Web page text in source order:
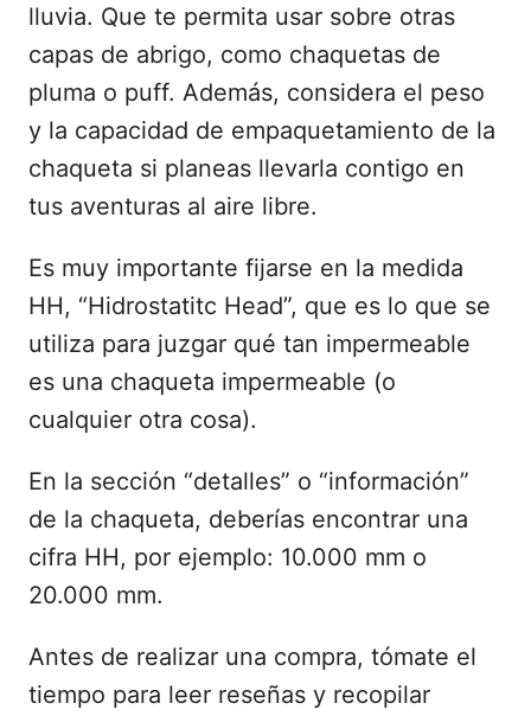
lluvia. Que te permita usar sobre otras
capas de abrigo, como chaquetas de
pluma o puff. Además, considera el peso
y la capacidad de empaquetamiento de la
chaqueta si planeas llevarla contigo en
tus aventuras al aire libre.
Es muy importante fijarse en la medida
HH, “Hidrostatitc Head”, que es lo que se
utiliza para juzgar qué tan impermeable
es una chaqueta impermeable (o
cualquier otra cosa).
En la sección “detalles” o “información”
de la chaqueta, deberías encontrar una
cifra HH, por ejemplo: 10.000 mm o
20.000 mm.
Antes de realizar una compra, tómate el
tiempo para leer reseñas y recopilar